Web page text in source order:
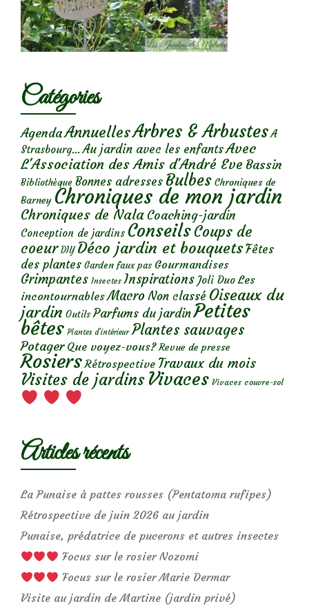
Catégories
AgendaAnnuellesArbres & Arbustes A
Strasbourg... Au jardin avec les enfantsAvec
L'Association des Amis d'André Eve Bassin
Bibliothèque Bonnes adresses Bulbes Chroniques de
Barney Chroniques de mon jardin
Chroniques de Nala Coaching-jardin
Conception de jardins ConseilsCoups de
coeur DIY Déco jardin et bouquetsFêtes
des plantes Garden faux pas Gourmandises
Grimpantes Insectes Inspirations Joli Duo Les
incontournables Macro Non classé Oiseaux du
jardin Outils Parfums du jardinPetites
bêtes Plantes d’intérieur Plantes sauvages
Potager Que voyez-vous? Revue de presse
Rosiers Rétrospective Travaux du mois
Visites de jardins Vivaces Vivaces couvre-sol
Articles récents
La Punaise à pattes rousses (Pentatoma rufipes)
Rétrospective de juin 2026 au jardin
Punaise, prédatrice de pucerons et autres insectes
Focus sur le rosier Nozomi
Focus sur le rosier Marie Dermar
Visite au jardin de Martine (jardin privé)